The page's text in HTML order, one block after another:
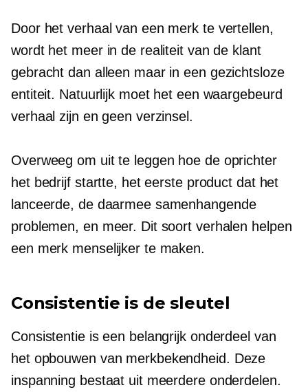
Door het verhaal van een merk te vertellen,
wordt het meer in de realiteit van de klant
gebracht dan alleen maar in een gezichtsloze
entiteit. Natuurlijk moet het een waargebeurd
verhaal zijn en geen verzinsel.
Overweeg om uit te leggen hoe de oprichter
het bedrijf startte, het eerste product dat het
lanceerde, de daarmee samenhangende
problemen, en meer. Dit soort verhalen helpen
een merk menselijker te maken.
Consistentie is de sleutel
Consistentie is een belangrijk onderdeel van
het opbouwen van merkbekendheid. Deze
inspanning bestaat uit meerdere onderdelen.